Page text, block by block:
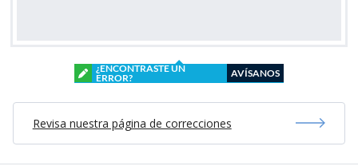
¿ENCONTRASTE UN
ERROR?
AVÍSANOS
Revisa nuestra página de correcciones